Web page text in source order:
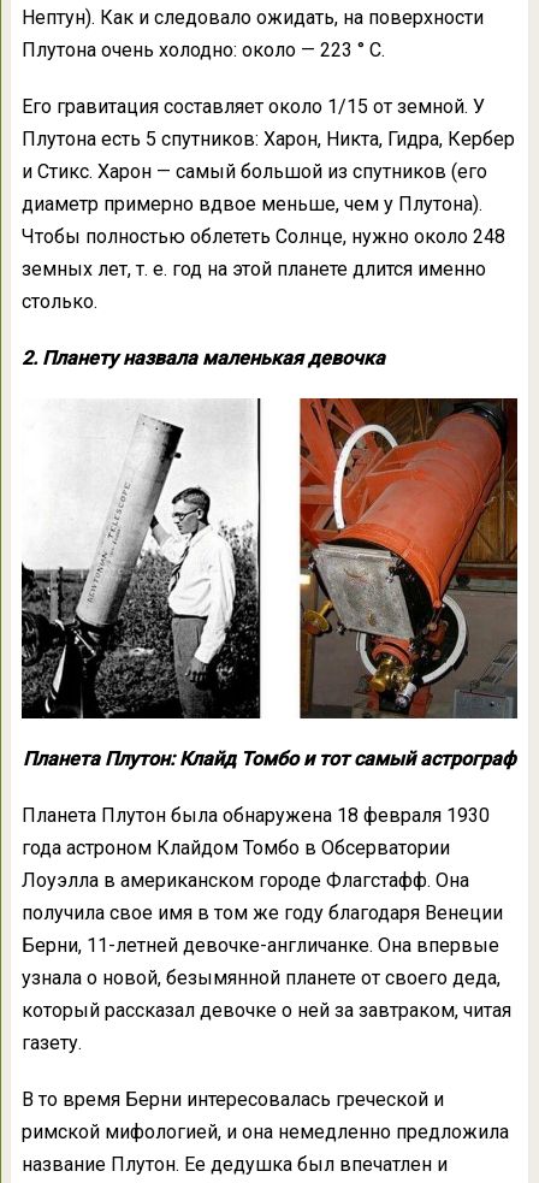
Нептун). Как и следовало ожидать, на поверхности
Плутона очень холодно: около — 223 ° С.
Его гравитация составляет около 1/15 от земной. У
Плутона есть 5 спутников: Харон, Никта, Гидра, Кербер
и Стикс. Харон — самый большой из спутников (его
диаметр примерно вдвое меньше, чем у Плутона).
Чтобы полностью облететь Солнце, нужно около 248
земных лет, т. е. год на этой планете длится именно
столько.
2. Планету назвала маленькая девочка
Планета Плутон: Клайд Томбо и тот самый астрограф
Планета Плутон была обнаружена 18 февраля 1930
года астроном Клайдом Томбо в Обсерватории
Лоуэлла в американском городе Флагстафф. Она
получила свое имя в том же году благодаря Венеции
Берни, 11-летней девочке-англичанке. Она впервые
узнала о новой, безымянной планете от своего деда,
который рассказал девочке о ней за завтраком, читая
газету.
В то время Берни интересовалась греческой и
римской мифологией, и она немедленно предложила
название Плутон. Ее дедушка был впечатлен и